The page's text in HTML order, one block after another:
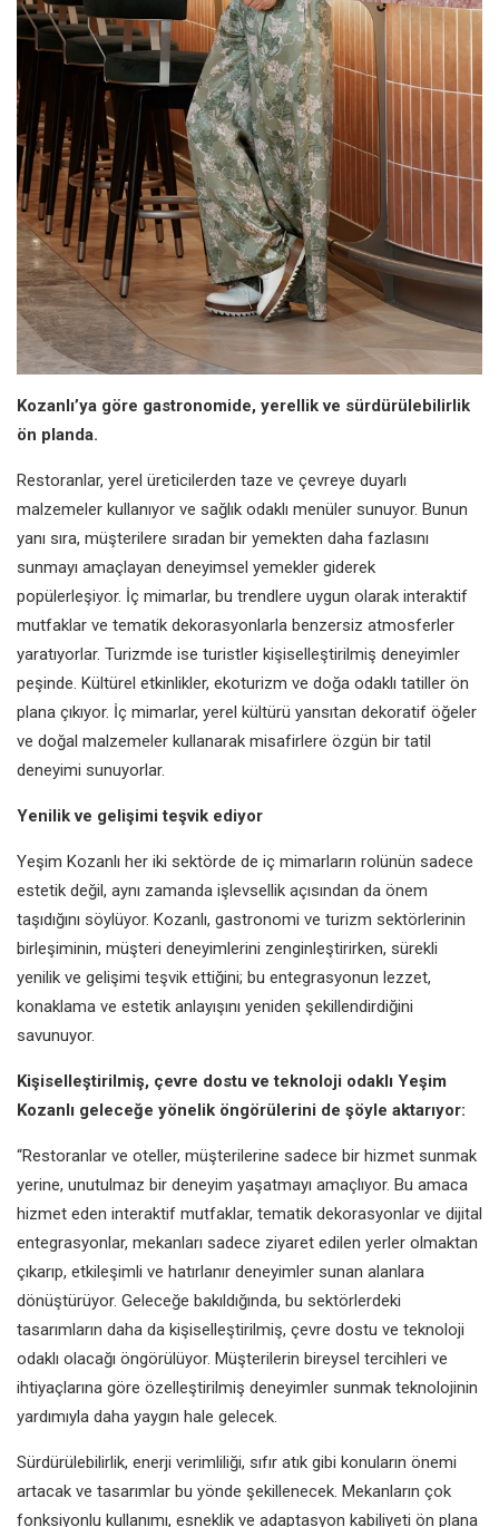
Kozanlı’ya göre gastronomide, yerellik ve sürdürülebilirlik
ön planda.
Restoranlar, yerel üreticilerden taze ve çevreye duyarlı
malzemeler kullanıyor ve sağlık odaklı menüler sunuyor. Bunun
yanı sıra, müşterilere sıradan bir yemekten daha fazlasını
sunmayı amaçlayan deneyimsel yemekler giderek
popülerleşiyor. İç mimarlar, bu trendlere uygun olarak interaktif
mutfaklar ve tematik dekorasyonlarla benzersiz atmosferler
yaratıyorlar. Turizmde ise turistler kişiselleştirilmiş deneyimler
peşinde. Kültürel etkinlikler, ekoturizm ve doğa odaklı tatiller ön
plana çıkıyor. İç mimarlar, yerel kültürü yansıtan dekoratif öğeler
ve doğal malzemeler kullanarak misafirlere özgün bir tatil
deneyimi sunuyorlar.
Yenilik ve gelişimiteşvik ediyor
Yeşim Kozanlı her iki sektörde de iç mimarların rolünün sadece
estetik değil, aynı zamanda işlevsellik açısından da önem
taşıdığını söylüyor. Kozanlı, gastronomi ve turizm sektörlerinin
birleşiminin, müşteri deneyimlerini zenginleştirirken, sürekli
yenilik ve gelişimi teşvik ettiğini; bu entegrasyonun lezzet,
konaklama ve estetik anlayışını yeniden şekillendirdiğini
savunuyor.
Kişiselleştirilmiş, çevre dostu ve teknoloji odaklı Yeşim
Kozanlı geleceğe yönelik öngörülerini de şöyle aktarıyor:
“Restoranlar ve oteller, müşterilerine sadece bir hizmet sunmak
yerine, unutulmaz bir deneyim yaşatmayı amaçlıyor. Bu amaca
hizmet eden interaktif mutfaklar, tematik dekorasyonlar ve dijital
entegrasyonlar, mekanları sadece ziyaret edilen yerler olmaktan
çıkarıp, etkileşimli ve hatırlanır deneyimler sunan alanlara
dönüştürüyor. Geleceğe bakıldığında, bu sektörlerdeki
tasarımların daha da kişiselleştirilmiş, çevre dostu ve teknoloji
odaklı olacağı öngörülüyor. Müşterilerin bireysel tercihleri ve
ihtiyaçlarına göre özelleştirilmiş deneyimler sunmak teknolojinin
yardımıyla daha yaygın hale gelecek.
Sürdürülebilirlik, enerji verimliliği, sıfır atık gibi konuların önemi
artacak ve tasarımlar bu yönde şekillenecek. Mekanların çok
fonksiyonlu kullanımı, esneklik ve adaptasyon kabiliyeti ön plana